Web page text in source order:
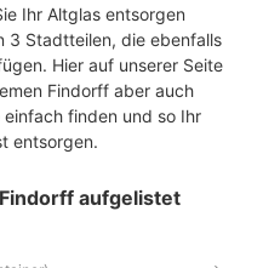
Ihr Altglas entsorgen
3 Stadtteilen, die ebenfalls
Hier auf unserer Seite
Findorff aber auch
finden und so Ihr
entsorgen.
aufgelistet